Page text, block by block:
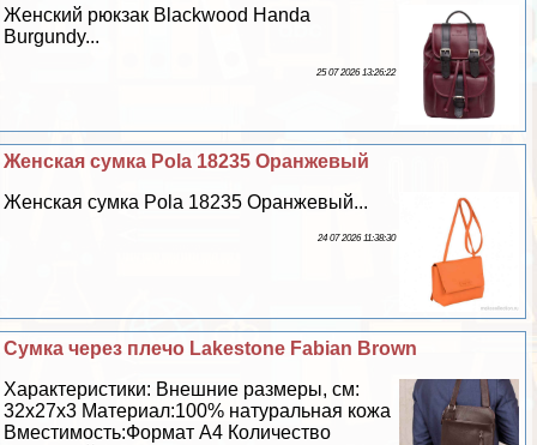
Женский рюкзак Blackwood Handa
Burgundy...
25 07 2026 13:26:22
Женская сумка Pola 18235 Оранжевый
Женская сумка Pola 18235 Оранжевый...
24 07 2026 11:38:30
Сумка через плечо Lakestone Fabian Brown
Хаpaктеристики: Внешние размеры, см:
32х27х3 Материал:100% натуральная кожа
Вместимость:Формат А4 Количество